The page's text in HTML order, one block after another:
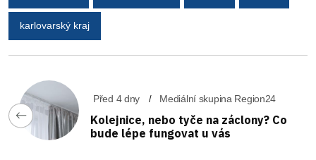
karlovarský kraj
Před 4 dny Mediální skupina Region24
Kolejnice, nebo tyče na záclony? Co
bude lépe fungovat u vás